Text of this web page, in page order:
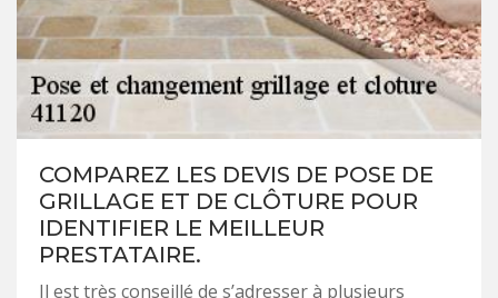
COMPAREZ LES DEVIS DE POSE DE
GRILLAGE ET DE CLÔTURE POUR
IDENTIFIER LE MEILLEUR
PRESTATAIRE.
Il est très conseillé de s’adresser à plusieurs